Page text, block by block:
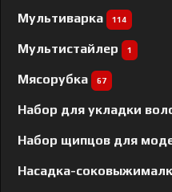
Мультиварка 114
Мультистайлер 1
Мясорубка 67
Набор для укладки
Набор щипцов для
Насадка-